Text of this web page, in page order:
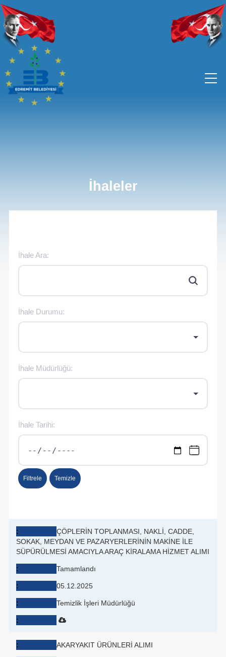
İhaleler
İhale Ara:
İhale Durumu:
İhale Müdürlüğü:
İhale Tarihi:
Filtrele Temizle
ÇÖPLERİN TOPLANMASI, NAKLİ, CADDE,
SOKAK, MEYDAN VE PAZARYERLERİNİN MAKİNE İLE
SÜPÜRÜLMESİ AMACIYLA ARAÇ KİRALAMA HİZMET ALIMI
Tamamlandı
05.12.2025
Temizlik İşleri Müdürlüğü
AKARYAKIT ÜRÜNLERİ ALIMI